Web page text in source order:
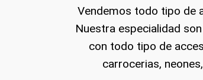
Vendemos todo tipo de
Nuestra especialidad
con todo tipo de
carrocerias,